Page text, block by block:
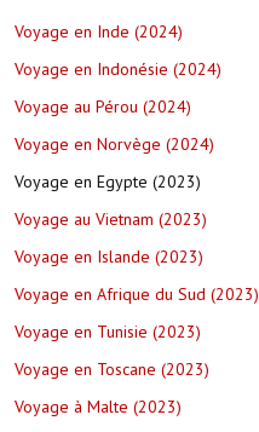
Voyage en Inde (2024)
Voyage en Indonésie (2024)
Voyage au Pérou (2024)
Voyage en Norvège (2024)
Voyage en Egypte (2023)
Voyage au Vietnam (2023)
Voyage en Islande (2023)
Voyage en Afrique du Sud (2023)
Voyage en Tunisie (2023)
Voyage en Toscane (2023)
Voyage à Malte (2023)